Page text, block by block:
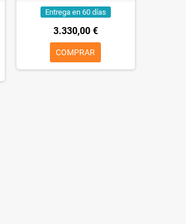
Entrega en 60 días
3.330,00 €
COMPRAR